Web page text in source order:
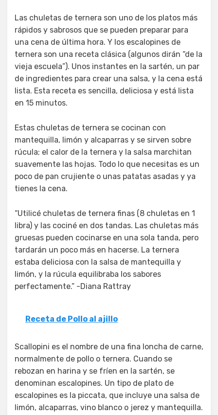
Las chuletas de ternera son uno de los platos más
rápidos y sabrosos que se pueden preparar para
una cena de última hora. Y los escalopines de
ternera son una receta clásica (algunos dirán “de la
vieja escuela”). Unos instantes en la sartén, un par
de ingredientes para crear una salsa, y la cena está
lista. Esta receta es sencilla, deliciosa y está lista
en 15 minutos.
Estas chuletas de ternera se cocinan con
mantequilla, limón y alcaparras y se sirven sobre
rúcula; el calor de la ternera y la salsa marchitan
suavemente las hojas. Todo lo que necesitas es un
poco de pan crujiente o unas patatas asadas y ya
tienes la cena.
“Utilicé chuletas de ternera finas (8 chuletas en 1
libra) y las cociné en dos tandas. Las chuletas más
gruesas pueden cocinarse en una sola tanda, pero
tardarán un poco más en hacerse. La ternera
estaba deliciosa con la salsa de mantequilla y
limón, y la rúcula equilibraba los sabores
perfectamente.” -Diana Rattray
Receta de Pollo al ajillo
Scallopini es el nombre de una fina loncha de carne,
normalmente de pollo o ternera. Cuando se
rebozan en harina y se fríen en la sartén, se
denominan escalopines. Un tipo de plato de
escalopines es la piccata, que incluye una salsa de
limón, alcaparras, vino blanco o jerez y mantequilla.